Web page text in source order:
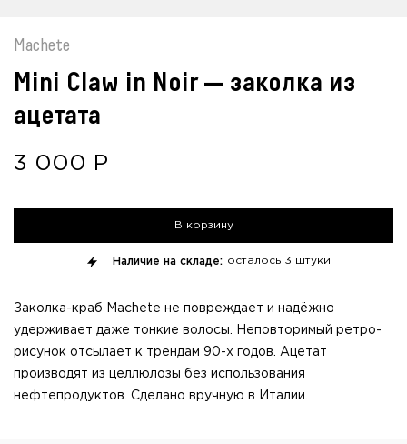
Machete
Mini Claw in Noir — заколка из
ацетата
3 000 Р
В корзину
Наличие на складе: осталось 3 штуки
Заколка-краб Machete не повреждает и надёжно
удерживает даже тонкие волосы. Неповторимый ретро-
рисунок отсылает к трендам 90-х годов. Ацетат
производят из целлюлозы без использования
нефтепродуктов. Сделано вручную в Италии.